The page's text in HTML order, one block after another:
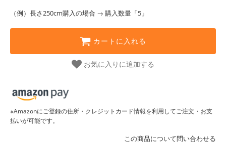
（例）長さ250cm購入の場合 → 購入数量「5」
カートに入れる
お気に入りに追加する
※Amazonにご登録の住所・クレジットカード情報を利用してご注文・お支
払いが可能です。
この商品について問い合わせる